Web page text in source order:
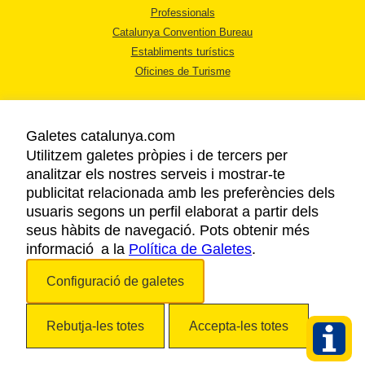
Professionals
Catalunya Convention Bureau
Establiments turístics
Oficines de Turisme
AVÍS LEGAL
POLÍTICA DE PRIVACITAT
COOKIES
ACCESSIBILITAT
Galetes catalunya.com
Utilitzem galetes pròpies i de tercers per
analitzar els nostres serveis i mostrar-te
publicitat relacionada amb les preferències dels
usuaris segons un perfil elaborat a partir dels
seus hàbits de navegació. Pots obtenir més
informació a la Política de Galetes.
Configuració de galetes
Rebutja-les totes Accepta-les totes